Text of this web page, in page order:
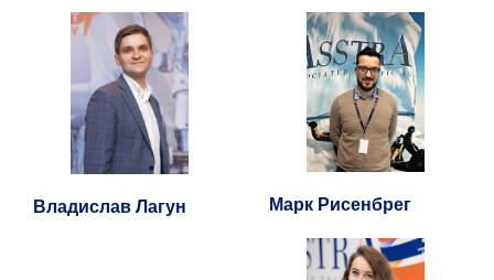
Владислав Лагун Марк Рисенбрег